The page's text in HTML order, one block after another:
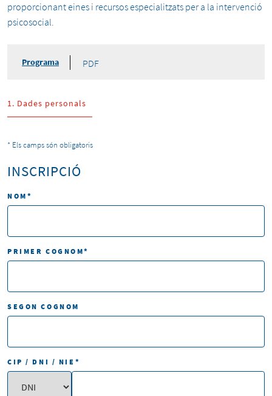
proporcionant eines i recursos especialitzats per a la intervenció
psicosocial.
Programa
1. Dades personals
* Els camps són obligatoris
INSCRIPCIÓ
NOM *
PRIMER COGNOM*
SEGON COGNOM
CIP / DNI / NIE *